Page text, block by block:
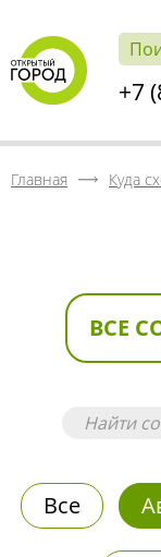
+7
Главная Куда
ВСЕ
Все